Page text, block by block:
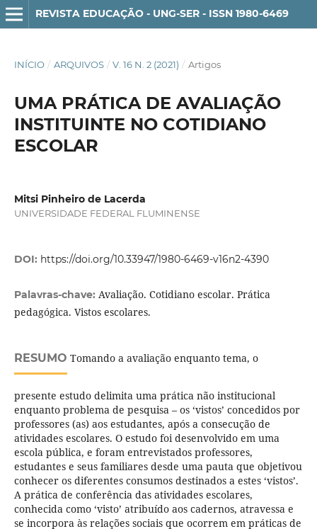
REVISTA EDUCAÇÃO - UNG-SER - ISSN 1980-6469
INÍCIO / ARQUIVOS / V. 16 N. 2 (2021) / Artigos
UMA PRÁTICA DE AVALIAÇÃO
INSTITUINTE NO COTIDIANO
ESCOLAR
Mitsi Pinheiro de Lacerda
UNIVERSIDADE FEDERAL FLUMINENSE
DOI: https://doi.org/10.33947/1980-6469-v16n2-4390
Palavras-chave: Avaliação. Cotidiano escolar. Prática
pedagógica. Vistos escolares.
RESUMO Tomando a avaliação enquanto tema, o
presente estudo delimita uma prática não institucional
enquanto problema de pesquisa – os ‘vistos’ concedidos por
professores (as) aos estudantes, após a consecução de
atividades escolares. O estudo foi desenvolvido em uma
escola pública, e foram entrevistados professores,
estudantes e seus familiares desde uma pauta que objetivou
conhecer os diferentes consumos destinados a estes ‘vistos’.
A prática de conferência das atividades escolares,
conhecida como ‘visto’ atribuído aos cadernos, atravessa e
se incorpora às relações sociais que ocorrem em práticas de